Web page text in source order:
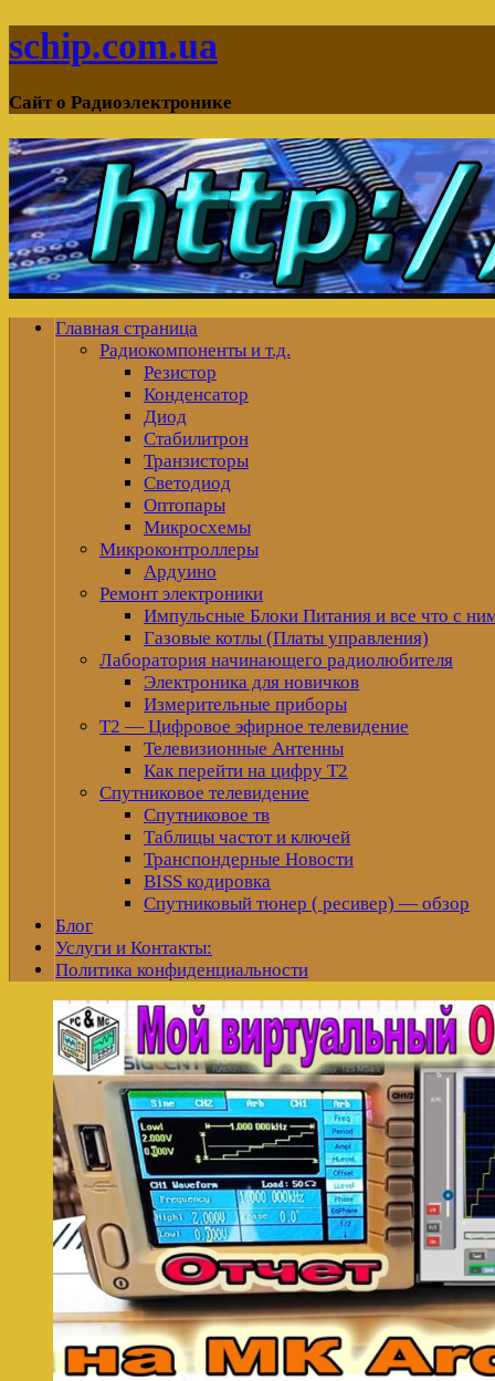
schip.com.ua
Сайт о Радиоэлектронике
Главная страница
Радиокомпоненты и т.д.
Резистор
Конденсатор
Диод
Стабилитрон
Транзисторы
Светодиод
Оптопары
Микросхемы
Микроконтроллеры
Ардуино
Ремонт электроники
Импульсные Блоки Питания и все что с
Газовые котлы (Платы управления)
Лаборатория начинающего радиолюбителя
Электроника для новичков
Измерительные приборы
Т2 — Цифровое эфирное телевидение
Телевизионные Антенны
Как перейти на цифру Т2
Спутниковое телевидение
Спутниковое тв
Таблицы частот и ключей
Транспондерные Новости
BISS кодировка
Спутниковый тюнер ( ресивер) — обзор
Блог
Услуги и Контакты:
Политика конфиденциальности